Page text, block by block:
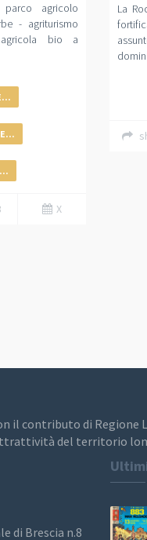
agricolo
- agriturismo
bio a
X
La
il contributo di Regione
del territorio
di Brescia n.8